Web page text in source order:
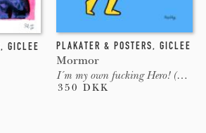
PLAKATER & POSTERS, GICLEE
Mormor
I´m my own fucking Hero! (Blå)
350 DKK
, GICLEE